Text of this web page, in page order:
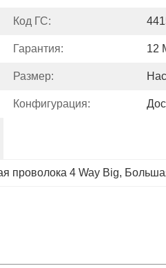
Код ГС:
Гарантия: 12
Размер:
Конфигурация:
проволока 4 Way Big,